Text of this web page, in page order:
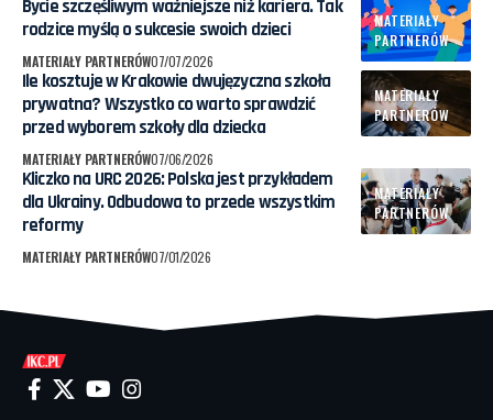
MATERIAŁY
PARTNERÓW
Bycie szczęśliwym ważniejsze niż kariera. Tak
rodzice myślą o sukcesie swoich dzieci
MATERIAŁY PARTNERÓW07/07/2026
MATERIAŁY
PARTNERÓW
Ile kosztuje w Krakowie dwujęzyczna szkoła
prywatna? Wszystko co warto sprawdzić
przed wyborem szkoły dla dziecka
MATERIAŁY PARTNERÓW07/06/2026
MATERIAŁY
PARTNERÓW
Kliczko na URC 2026: Polska jest przykładem
dla Ukrainy. Odbudowa to przede wszystkim
reformy
MATERIAŁY PARTNERÓW07/01/2026